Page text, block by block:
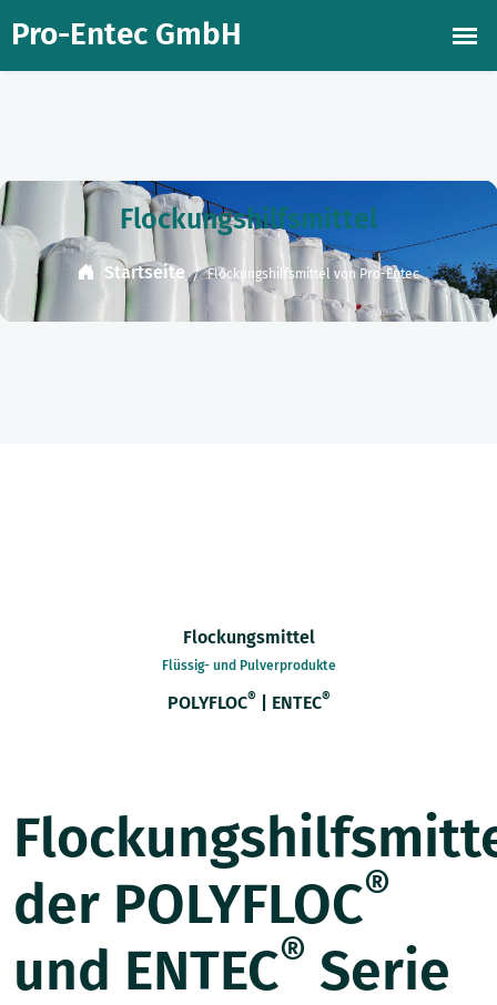
Flockungshilfsmittel
Startseite Flockungshilfsmittel von Pro-Entec
Flockungsmittel
Flüssig- und Pulverprodukte
POLYFLOC® | ENTEC®
der POLYFLOC®
und ENTEC® Serie